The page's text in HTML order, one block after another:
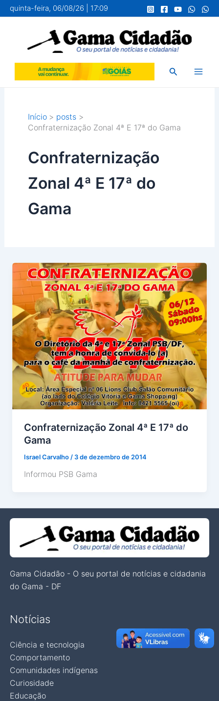
para
conteúdo
quinta-feira, 06/08/26 | 17:09
Pesquisar
Início
posts
Confraternização Zonal 4ª E 17ª do Gama
Confraternização
Zonal 4ª E 17ª do
Gama
Confraternização Zonal 4ª E 17ª do
Gama
Israel Carvalho / 3 de dezembro de 2014
Informou PSB Gama
Gama Cidadão - O seu portal de notícias e cidadania
do Gama - DF
Notícias
Ciência e tecnologia
Comportamento
Comunidades indígenas
Curiosidade
Educação